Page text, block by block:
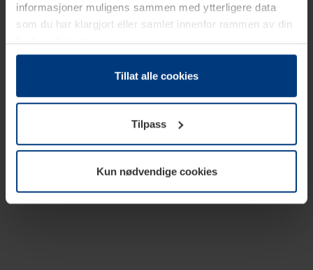
informasjoner muligens sammen med ytterligere data
som du har klargjort eller samlet innenfor rammen av din
bruk av tjenestene.
Etter loven kan vi lagre informasjonskapsler på din
datamaskin, hvis disse er absolutt nødvendig for drift av
trenger vi din tillatelse. Du kan når som helst endre eller
tilbakekalle ditt samtykke i forklaringen av
informasjonskapselen på sidenPersonvernerklæringpå
Tillat alle cookies
Tilpass
Kun nødvendige cookies